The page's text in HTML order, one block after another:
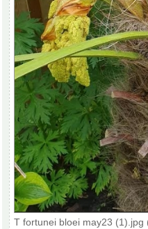
T fortunei bloei may23